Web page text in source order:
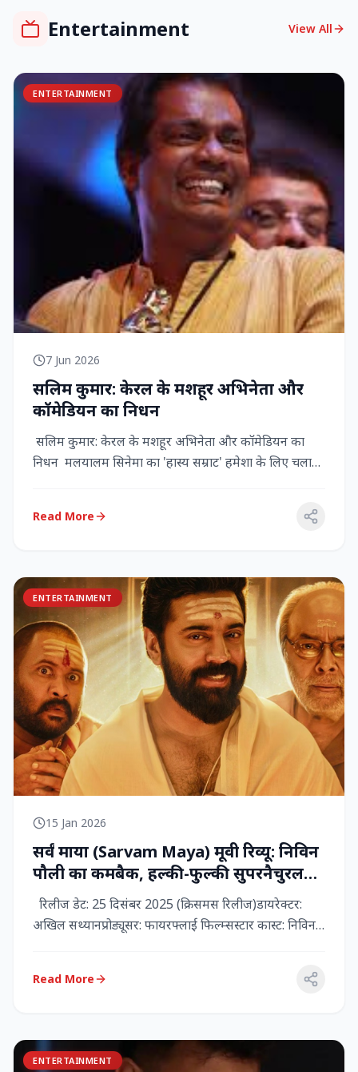
Entertainment View All
ENTERTAINMENT
7 Jun 2026
सलिम कुमार: केरल के मशहूर अभिनेता और
कॉमेडियन का निधन
सलिम कुमार: केरल के मशहूर अभिनेता और कॉमेडियन का
निधन मलयालम सिनेमा का 'हास्य सम्राट' हमेशा के लिए चला
Read More
ENTERTAINMENT
15 Jan 2026
सर्वं माया (Sarvam Maya) मूवी रिव्यू: निविन
पौली का कमबैक, हल्की-फुल्की सुपरनैचुरल
कॉमेडी जो दिल को छू जाती है
रिलीज डेट: 25 दिसंबर 2025 (क्रिसमस रिलीज)डायरेक्टर:
अखिल सथ्यानप्रोड्यूसर: फायरफ्लाई फिल्म्सस्टार कास्ट: निविन
Read More
ENTERTAINMENT